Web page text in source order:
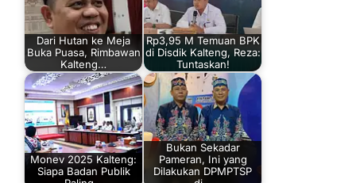
Dari Hutan ke Meja
Buka Puasa, Rimbawan
Kalteng…
Rp3,95 M Temuan BPK
di Disdik Kalteng, Reza:
Tuntaskan!
Monev 2025 Kalteng:
Siapa Badan Publik
Bukan Sekadar
Pameran, Ini yang
Dilakukan DPMPTSP